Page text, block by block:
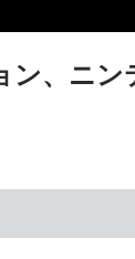
ン、ニン